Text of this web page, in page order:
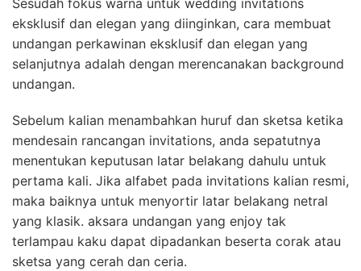
Sesudah fokus warna untuk wedding invitations
eksklusif dan elegan yang diinginkan, cara membuat
undangan perkawinan eksklusif dan elegan yang
selanjutnya adalah dengan merencanakan background
undangan.
Sebelum kalian menambahkan huruf dan sketsa ketika
mendesain rancangan invitations, anda sepatutnya
menentukan keputusan latar belakang dahulu untuk
pertama kali. Jika alfabet pada invitations kalian resmi,
maka baiknya untuk menyortir latar belakang netral
yang klasik. aksara undangan yang enjoy tak
terlampau kaku dapat dipadankan beserta corak atau
sketsa yang cerah dan ceria.